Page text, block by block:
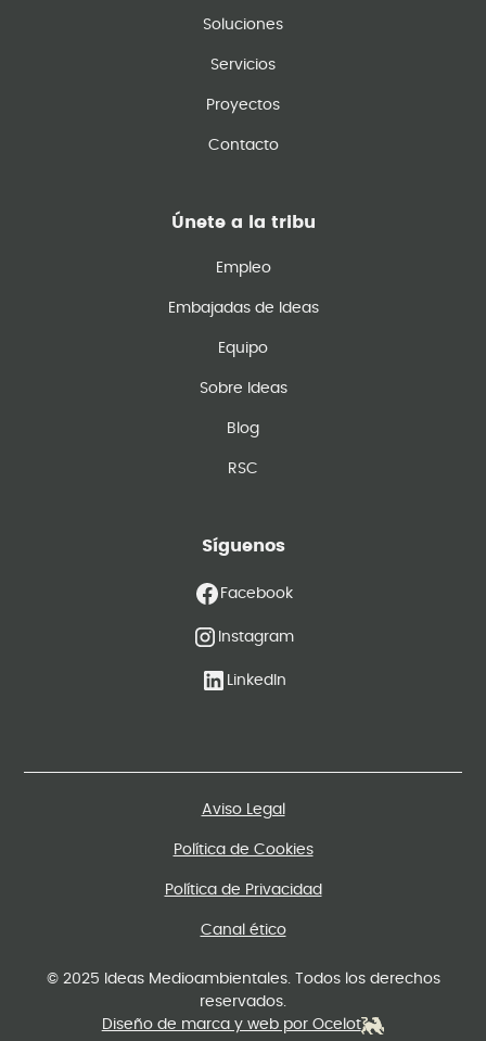
Soluciones
Servicios
Proyectos
Contacto
Únete a la tribu
Empleo
Embajadas de Ideas
Equipo
Sobre Ideas
Blog
RSC
Síguenos
Facebook
Instagram
LinkedIn
© 2025 Ideas Medioambientales. Todos los derechos
reservados.
Diseño de marca y web por Ocelot
Aviso Legal
Política de Cookies
Política de Privacidad
Canal ético